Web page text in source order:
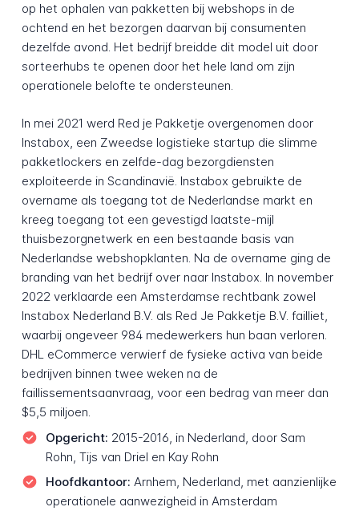
op het ophalen van pakketten bij webshops in de
ochtend en het bezorgen daarvan bij consumenten
dezelfde avond. Het bedrijf breidde dit model uit door
sorteerhubs te openen door het hele land om zijn
operationele belofte te ondersteunen.
In mei 2021 werd Red je Pakketje overgenomen door
Instabox, een Zweedse logistieke startup die slimme
pakketlockers en zelfde-dag bezorgdiensten
exploiteerde in Scandinavië. Instabox gebruikte de
overname als toegang tot de Nederlandse markt en
kreeg toegang tot een gevestigd laatste-mijl
thuisbezorgnetwerk en een bestaande basis van
Nederlandse webshopklanten. Na de overname ging de
branding van het bedrijf over naar Instabox. In november
2022 verklaarde een Amsterdamse rechtbank zowel
Instabox Nederland B.V. als Red Je Pakketje B.V. failliet,
waarbij ongeveer 984 medewerkers hun baan verloren.
DHL eCommerce verwierf de fysieke activa van beide
bedrijven binnen twee weken na de
faillissementsaanvraag, voor een bedrag van meer dan
$5,5 miljoen.
Opgericht: 2015-2016, in Nederland, door Sam
Rohn, Tijs van Driel en Kay Rohn
Hoofdkantoor: Arnhem, Nederland, met aanzienlijke
operationele aanwezigheid in Amsterdam